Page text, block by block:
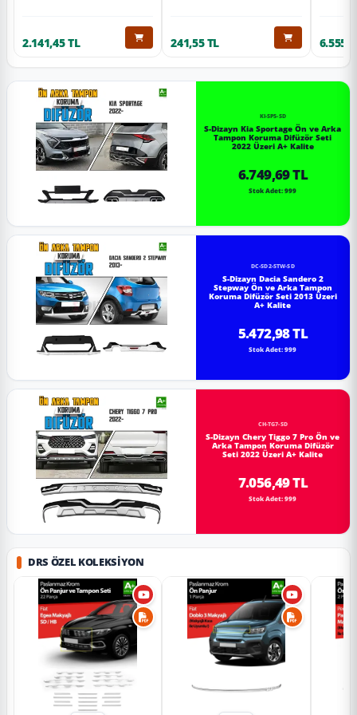
2.141,45 TL 241,55 TL
KI-SP5-SD
S-Dizayn Kia Sportage Ön ve Arka
Tampon Koruma Difüzör Seti
2022 Üzeri A+ Kalite
6.749,69 TL
Stok Adet: 999
DC-SD2-STW-SD
S-Dizayn Dacia Sandero 2
Stepway Ön ve Arka Tampon
Koruma Difüzör Seti 2013 Üzeri
A+ Kalite
5.472,98 TL
Stok Adet: 999
CH-TG7-SD
S-Dizayn Chery Tiggo 7 Pro Ön ve
Arka Tampon Koruma Difüzör
Seti 2022 Üzeri A+ Kalite
7.056,49 TL
Stok Adet: 999
DRS ÖZEL KOLEKSIYON